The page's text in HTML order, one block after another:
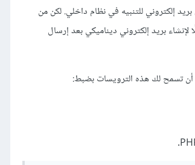
إلكتروني للتنبيه في نظام داخلي. لكن من
بريد إلكتروني ديناميكي بعد إرسال
أن تسمح لك هذه الترويسات بضبط: